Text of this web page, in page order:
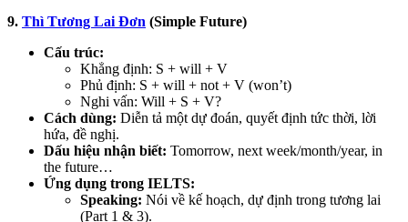
9. Thì Tương Lai Đơn (Simple Future)
Cấu trúc:
Khẳng định: S + will + V
Phủ định: S + will + not + V (won’t)
Nghi vấn: Will + S + V?
Cách dùng: Diễn tả một dự đoán, quyết định tức thời, lời
hứa, đề nghị.
Dấu hiệu nhận biết: Tomorrow, next week/month/year, in
the future…
Ứng dụng trong IELTS:
Speaking: Nói về kế hoạch, dự định trong tương lai
(Part 1 & 3).